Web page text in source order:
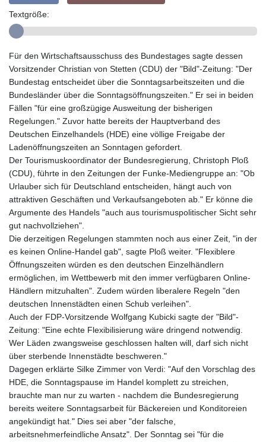
Textgröße:
Für den Wirtschaftsausschuss des Bundestages sagte dessen
Vorsitzender Christian von Stetten (CDU) der "Bild"-Zeitung: "Der
Bundestag entscheidet über die Sonntagsarbeitszeiten und die
Bundesländer über die Sonntagsöffnungszeiten." Er sei in beiden
Fällen "für eine großzügige Ausweitung der bisherigen
Regelungen." Zuvor hatte bereits der Hauptverband des
Deutschen Einzelhandels (HDE) eine völlige Freigabe der
Ladenöffnungszeiten an Sonntagen gefordert.
Der Tourismuskoordinator der Bundesregierung, Christoph Ploß
(CDU), führte in den Zeitungen der Funke-Mediengruppe an: "Ob
Urlauber sich für Deutschland entscheiden, hängt auch von
attraktiven Geschäften und Verkaufsangeboten ab." Er könne die
Argumente des Handels "auch aus tourismuspolitischer Sicht sehr
gut nachvollziehen".
Die derzeitigen Regelungen stammten noch aus einer Zeit, "in der
es keinen Online-Handel gab", sagte Ploß weiter. "Flexiblere
Öffnungszeiten würden es den deutschen Einzelhändlern
ermöglichen, im Wettbewerb mit den immer verfügbaren Online-
Händlern mitzuhalten". Zudem würden liberalere Regeln "den
deutschen Innenstädten einen Schub verleihen".
Auch der FDP-Vorsitzende Wolfgang Kubicki sagte der "Bild"-
Zeitung: "Eine echte Flexibilisierung wäre dringend notwendig.
Wer Läden zwangsweise geschlossen halten will, darf sich nicht
über sterbende Innenstädte beschweren."
Dagegen erklärte Silke Zimmer von Verdi: "Auf den Vorschlag des
HDE, die Sonntagspause im Handel komplett zu streichen,
brauchte man nur zu warten - nachdem die Bundesregierung
bereits weitere Sonntagsarbeit für Bäckereien und Konditoreien
angekündigt hat." Dies sei aber "der falsche,
arbeitsnehmerfeindliche Ansatz". Der Sonntag sei "für die